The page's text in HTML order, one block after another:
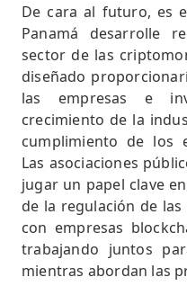
De cara al futuro, es
Panamá desarrolle
sector de las
diseñado
las empresas e
crecimiento de la
cumplimiento de los
Las asociaciones
jugar un papel clave
de la regulación de
con empresas
trabajando juntos
mientras abordan las